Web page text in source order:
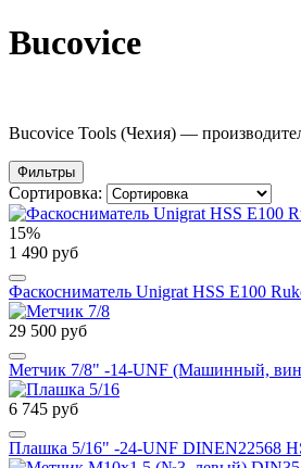
Bucovice
Bucovice Tools (Чехия) —
Фильтры
Сортировка:
15%
1 490 руб
Фаскосниматель Unigrat HSS Е100
29 500 руб
Метчик 7/8" -14-UNF (Машинный,
6 745 руб
Плашка 5/16" -24-UNF DINEN22568